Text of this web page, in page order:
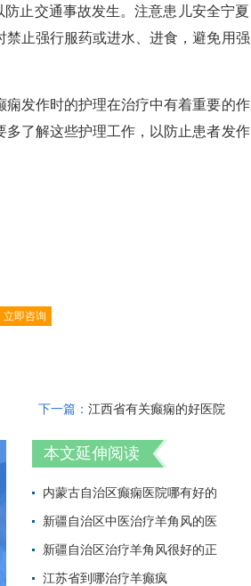
交通事故发生。注意患儿安全宁夏
止强行服药或进水、进食，避免用
作时的护理在治疗中有着重要的作
了解这些护理工作，以防止患者发
立即咨询
下一篇： 江西省有关癫痫的好医院
本文延伸阅读
内蒙古自治区癫痫医院哪有好的
新疆自治区中医治疗羊角风的医
新疆自治区治疗羊角风很好的正
江苏省到哪治疗羊癫疯